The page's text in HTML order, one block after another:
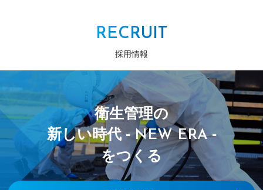
RECRUIT
採用情報
衛生管理の
新しい時代 -NEW ERA-
をつくる